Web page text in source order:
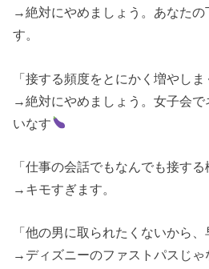
→絶対にやめましょう。あなたの
す。
「接する頻度をとにかく増やしま
→絶対にやめましょう。女子会で
いなす
「仕事の会話でもなんでも接する
→キモすぎます。
「他の男に取られたくないから、
→ディズニーのファストパスじゃ